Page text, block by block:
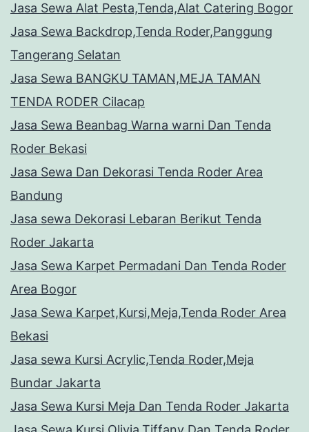
Jasa Sewa Alat Pesta,Tenda,Alat Catering Bogor
Jasa Sewa Backdrop,Tenda Roder,Panggung
Tangerang Selatan
Jasa Sewa BANGKU TAMAN,MEJA TAMAN
TENDA RODER Cilacap
Jasa Sewa Beanbag Warna warni Dan Tenda
Roder Bekasi
Jasa Sewa Dan Dekorasi Tenda Roder Area
Bandung
Jasa sewa Dekorasi Lebaran Berikut Tenda
Roder Jakarta
Jasa Sewa Karpet Permadani Dan Tenda Roder
Area Bogor
Jasa Sewa Karpet,Kursi,Meja,Tenda Roder Area
Bekasi
Jasa sewa Kursi Acrylic,Tenda Roder,Meja
Bundar Jakarta
Jasa Sewa Kursi Meja Dan Tenda Roder Jakarta